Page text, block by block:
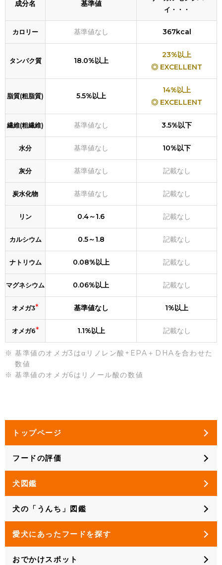
成分名 基準値
イ・・・
カロリー 基準値なし 367kcal
タンパク質 18.0%以上
23%以上
◎ EXCELLENT
脂質(粗脂質) 5.5%以上
14%以上
◎ EXCELLENT
繊維(粗繊維) 基準値なし 3.5%以下
水分 基準値なし 10%以下
灰分 基準値なし 記載なし
炭水化物 基準値なし 記載なし
リン 0.4～1.6 記載なし
カルシウム 0.5～1.8 記載なし
ナトリウム 0.08%以上 記載なし
マグネシウム 0.06%以上 記載なし
オメガ3* 基準値なし 1%以上
オメガ6* 1.1%以上 記載なし
基準値のオメガ3はαリノレン酸+EPA＋DHAを合わせた
数値
基準値のオメガ6はリノール酸の数値
トップページ
フードの評価
犬図鑑
犬の「うんち」図鑑
愛犬にあったフードを探す
おでかけスポット